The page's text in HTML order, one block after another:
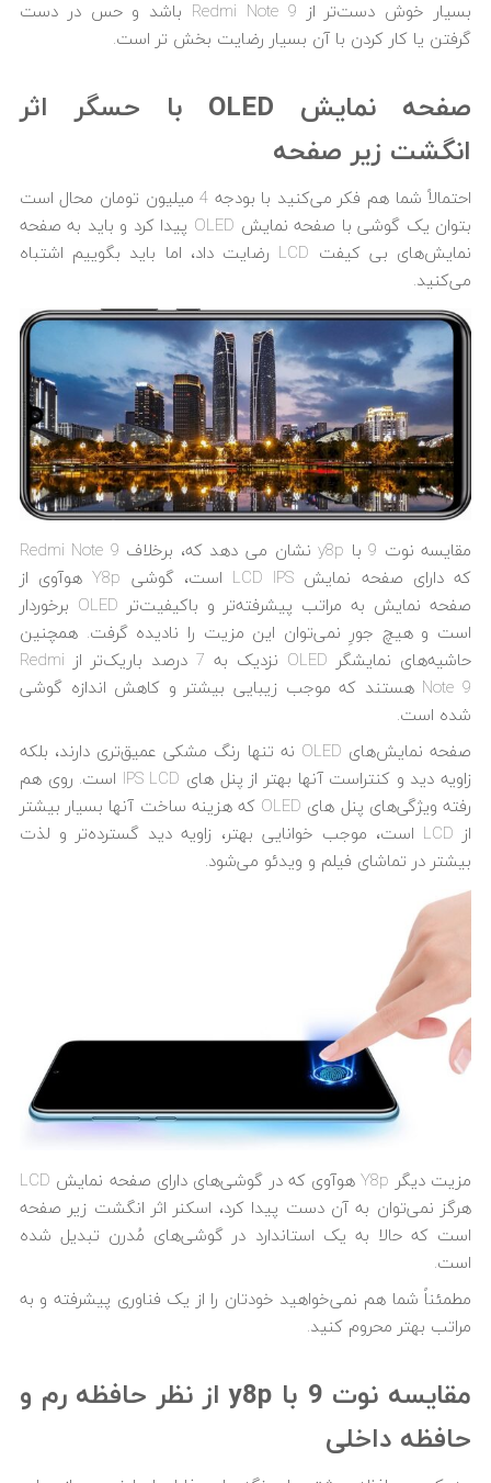
بسیار خوش دست‌تر از Redmi Note 9 باشد و حس در دست
گرفتن یا کار کردن با آن بسیار رضایت بخش تر است.
صفحه نمایش OLED با حسگر اثر
انگشت زیر صفحه
احتمالاً شما هم فکر می‌کنید با بودجه 4 میلیون تومان محال است
بتوان یک گوشی با صفحه نمایش OLED پیدا کرد و باید به صفحه
نمایش‌های بی کیفت LCD رضایت داد، اما باید بگوییم اشتباه
می‌کنید.
مقایسه نوت 9 با y8p نشان می دهد که، برخلاف Redmi Note 9
که دارای صفحه نمایش LCD IPS است، گوشی Y8p هوآوی از
صفحه نمایش به مراتب پیشرفته‌تر و باکیفیت‌تر OLED برخوردار
است و هیچ جورِ نمی‌توان این مزیت را نادیده گرفت. همچنین
حاشیه‌های نمایشگر OLED نزدیک به 7 درصد باریک‌تر از Redmi
Note 9 هستند که موجب زیبایی بیشتر و کاهش اندازه گوشی
شده است.
صفحه نمایش‌های OLED نه تنها رنگ مشکی عمیق‌تری دارند، بلکه
زاویه دید و کنتراست آنها بهتر از پنل های IPS LCD است. روی هم
رفته ویژگی‌های پنل های OLED که هزینه ساخت آنها بسیار بیشتر
از LCD است، موجب خوانایی بهتر، زاویه دید گسترده‌تر و لذت
بیشتر در تماشای فیلم و ویدئو می‌شود.
مزیت دیگر Y8p هوآوی که در گوشی‌های دارای صفحه نمایش LCD
هرگز نمی‌توان به آن دست پیدا کرد، اسکنر اثر انگشت زیر صفحه
است که حالا به یک استاندارد در گوشی‌های مُدرن تبدیل شده
است.
مطمئناً شما هم نمی‌خواهید خودتان را از یک فناوری پیشرفته و به
مراتب بهتر محروم کنید.
مقایسه نوت 9 با y8p از نظر حافظه رم و
حافظه داخلی